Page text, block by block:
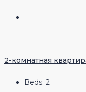
2-комнатная
Beds: 2